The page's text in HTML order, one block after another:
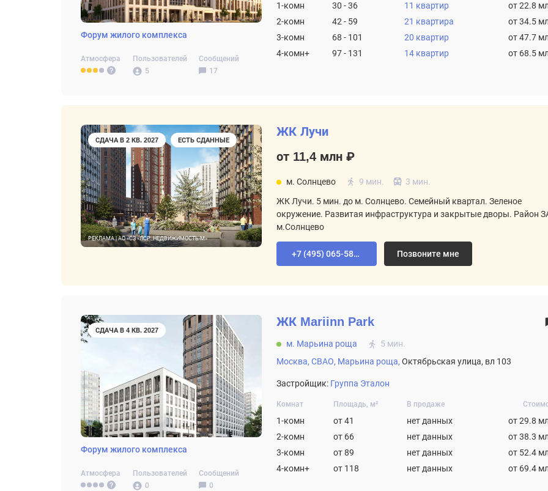
Форум жилого комплекса
Атмосфера
Пользователей
5
Сообщений
17
1-комн 30 - 36 11 квартир
от 22.8
2-комн
42 - 59 21 квартира
от 34.5
3-комн
68 - 101 20 квартир
от 47.7
4-комн+
97 - 131 14 квартир от 68.5
СДАЧА В 2 КВ. 2027 ЕСТЬ СДАННЫЕ
РЕКЛАМА | АО «СЗ «ЛСР. НЕДВИЖИМОСТЬ-М»
ЖК Лучи
от 11,4 млн ₽
м. Солнцево 9 мин. 3 мин.
ЖК Лучи. 5 мин. до м. Солнцево. Семейный квартал. Зеленое
окружение. Развитая инфраструктура и закрытые дворы. Район
м.Солнцево
+7 (495) 065-58-92 Позвоните мне
СДАЧА В 4 КВ. 2027
Форум жилого комплекса
Атмосфера
Пользователей
0
Сообщений
0
ЖК Mariinn Park
м. Марьина роща
5 мин.
Москва, СВАО, Марьина роща, Октябрьская улица, вл 103
Застройщик: Группа Эталон
Комнат Площадь, м² В продаже
1-комн от 41 нет данных
от 29.8
2-комн
от 66 нет данных
от 38.3
3-комн
от 89 нет данных
от 52.4
4-комн+
от 118 нет данных от 69.4